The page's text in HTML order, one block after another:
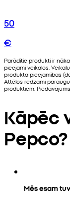
50
€
Parādītie produkti ir
pieejami veikalos.
produkta pieejamības
Attēlos redzami
produktiem.
Kāpēc
Pepco?
Mēs esam